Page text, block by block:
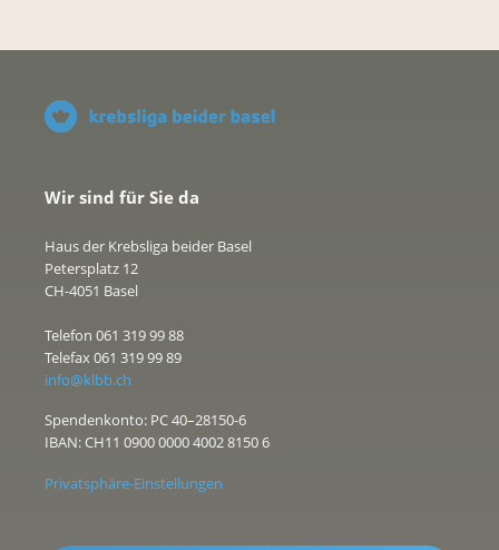
Wir sind für Sie da
Haus der Krebsliga beider Basel
Petersplatz 12
CH-4051 Basel
Telefon 061 319 99 88
Telefax 061 319 99 89
info@klbb.ch
Spendenkonto: PC 40–28150-6
IBAN: CH11 0900 0000 4002 8150 6
Privatsphäre-Einstellungen